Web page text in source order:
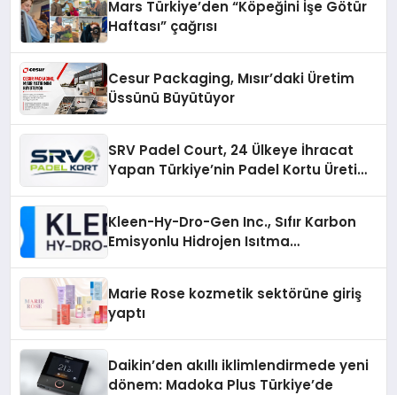
Mars Türkiye’den “Köpeğini İşe Götür
Haftası” çağrısı
Cesur Packaging, Mısır’daki Üretim
Üssünü Büyütüyor
SRV Padel Court, 24 Ülkeye İhracat
Yapan Türkiye’nin Padel Kortu Üretim
Kleen-Hy-Dro-Gen Inc., Sıfır Karbon
Emisyonlu Hidrojen Isıtma
Marie Rose kozmetik sektörüne giriş
yaptı
Daikin’den akıllı iklimlendirmede yeni
dönem: Madoka Plus Türkiye’de